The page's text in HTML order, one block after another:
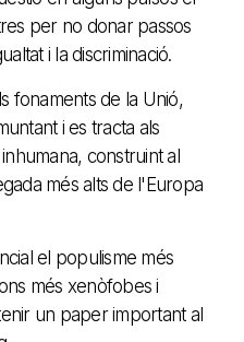
per no donar passos
i la discriminació.
fonaments de la Unió,
i es tracta als
construint al
més alts de l'Europa
el populisme més
més xenòfobes i
un paper important al